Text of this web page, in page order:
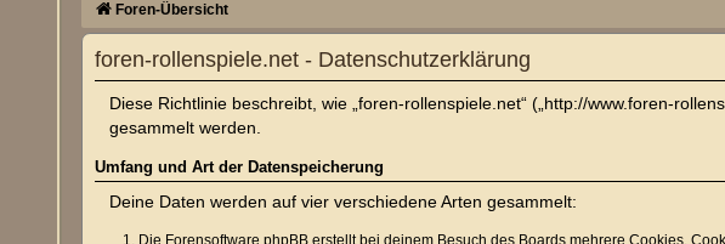
Foren-Übersicht
foren-rollenspiele.net - Datenschutzerklärung
Diese Richtlinie beschreibt, wie „foren-rollenspiele.net“ („http://www.foren-
gesammelt werden.
Umfang und Art der Datenspeicherung
Deine Daten werden auf vier verschiedene Arten gesammelt: